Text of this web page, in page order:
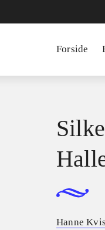
Forside
Hanne